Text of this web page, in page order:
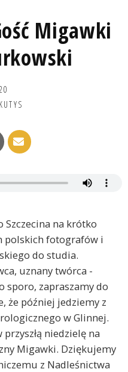
Migawki
Szczecina na krótko
polskich fotografów i
do studia.
uznany twórca -
sporo, zapraszamy do
że później jedziemy z
w Glinnej.
niedzielę na
Migawki. Dziękujemy
z Nadleśnictwa